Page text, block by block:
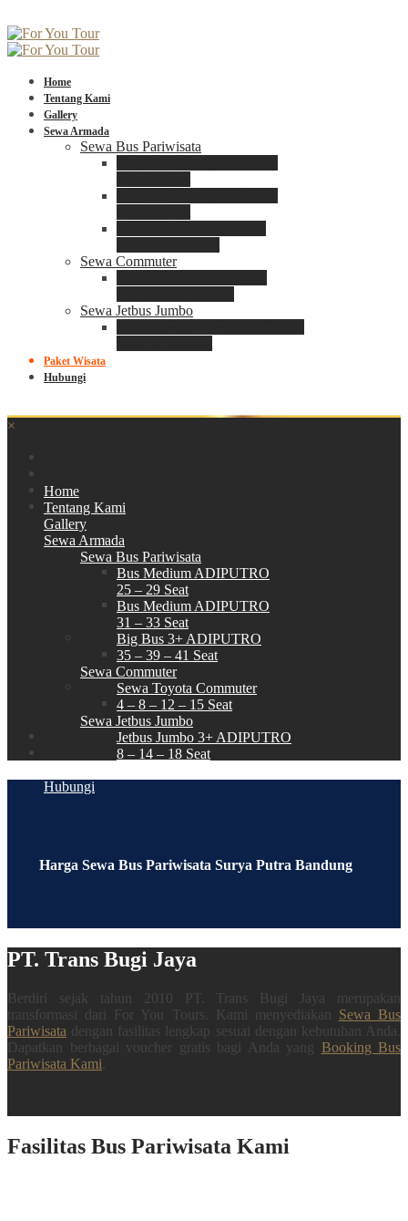
Home
Tentang Kami
Gallery
Sewa Armada
Sewa Bus Pariwisata
Sewa Commuter
Sewa Jetbus Jumbo
Paket Wisata
Hubungi
×
Home
Tentang Kami
Gallery
Sewa Armada
Sewa Bus Pariwisata
Bus Medium ADIPUTRO
25 – 29 Seat
Bus Medium ADIPUTRO
31 – 33 Seat
Big Bus 3+ ADIPUTRO
35 – 39 – 41 Seat
Sewa Commuter
Sewa Toyota Commuter
4 – 8 – 12 – 15 Seat
Sewa Jetbus Jumbo
Jetbus Jumbo 3+ ADIPUTRO
8 – 14 – 18 Seat
Hubungi
Harga Sewa Bus Pariwisata Surya Putra Bandung
PT. Trans Bugi Jaya
Berdiri sejak tahun 2010 PT. Trans Bugi Jaya merupakan
transformasi dari For You Tours. Kami menyediakan Sewa Bus
Pariwisata dengan fasilitas lengkap sesuai dengan kebutuhan Anda.
Dapatkan berbagai voucher gratis bagi Anda yang Booking Bus
Pariwisata Kami
Fasilitas Bus Pariwisata Kami